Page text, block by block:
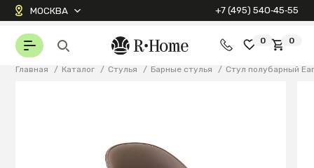
МОСКВА +7 (495) 540‑45‑55
0 0
Главная / Каталог / Стулья / Барные стулья / Стул полубарный